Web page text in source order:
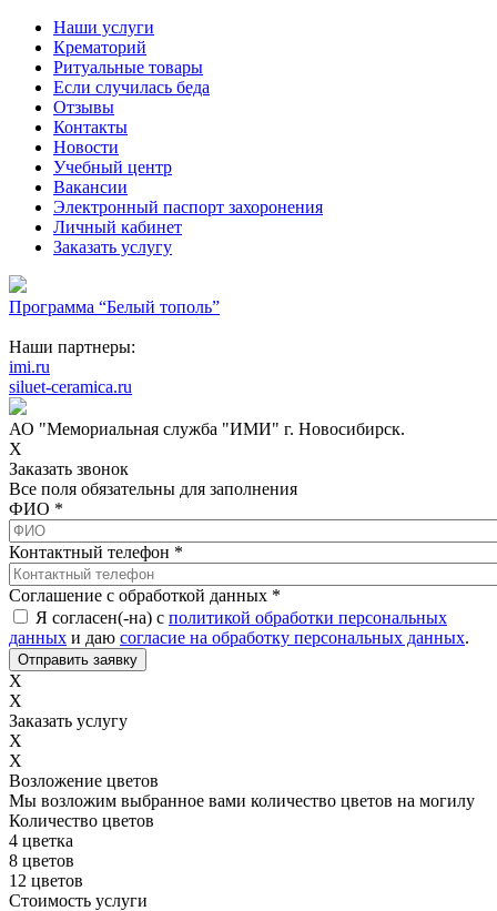
Наши услуги
Крематорий
Ритуальные товары
Если случилась беда
Отзывы
Контакты
Новости
Учебный центр
Вакансии
Электронный паспорт захоронения
Личный кабинет
Заказать услугу
Программа “Белый тополь”
Наши партнеры:
imi.ru
siluet-ceramica.ru
АО "Мемориальная служба "ИМИ" г. Новосибирск.
X
Заказать звонок
Все поля обязательны для заполнения
ФИО *
Контактный телефон *
Соглашение с обработкой данных *
Я согласен(-на) с политикой обработки персональных
данных и даю согласие на обработку персональных данных.
X
X
Заказать услугу
X
X
Возложение цветов
Мы возложим выбранное вами количество цветов на могилу
Количество цветов
4 цветка
8 цветов
12 цветов
Стоимость услуги